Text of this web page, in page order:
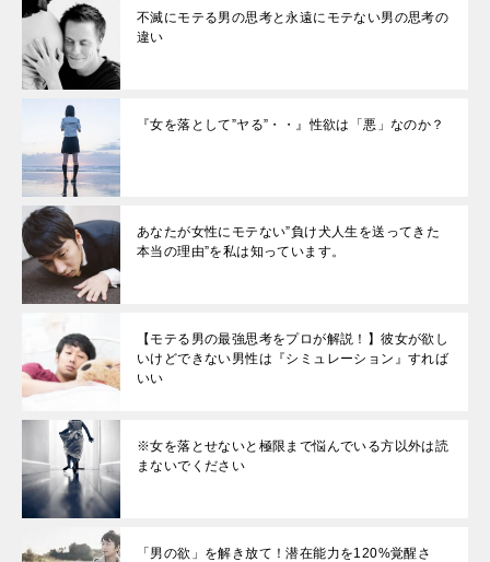
不滅にモテる男の思考と永遠にモテない男の思考の
違い
『女を落として”ヤる”・・』性欲は「悪」なのか？
あなたが女性にモテない”負け犬人生を送ってきた
本当の理由”を私は知っています。
【モテる男の最強思考をプロが解説！】彼女が欲し
いけどできない男性は『シミュレーション』すれば
いい
※女を落とせないと極限まで悩んでいる方以外は読
まないでください
「男の欲」を解き放て！潜在能力を120%覚醒さ